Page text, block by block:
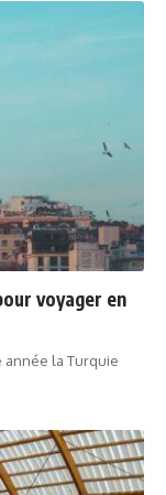
voyager en
année la Turquie